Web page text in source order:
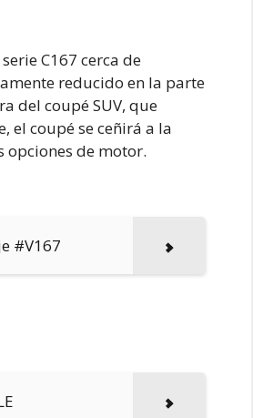
C167 cerca de
reducido en la parte
del coupé SUV, que
el coupé se ceñirá a la
opciones de motor.
#V167